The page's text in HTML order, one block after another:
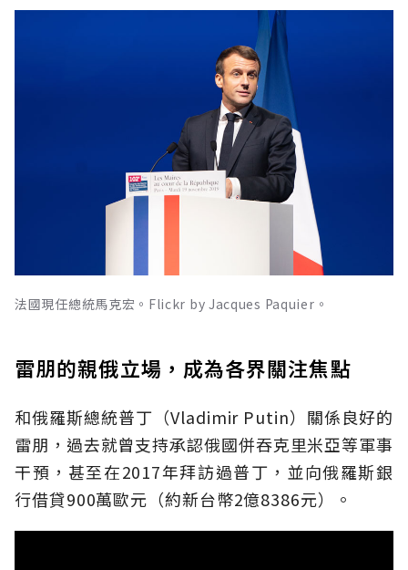
法國現任總統馬克宏。Flickr by Jacques Paquier。
雷朋的親俄立場，成為各界關注焦點
和俄羅斯總統普丁（Vladimir Putin）關係良好的
雷朋，過去就曾支持承認俄國併吞克里米亞等軍事
干預，甚至在2017年拜訪過普丁，並向俄羅斯銀
行借貸900萬歐元（約新台幣2億8386元）。